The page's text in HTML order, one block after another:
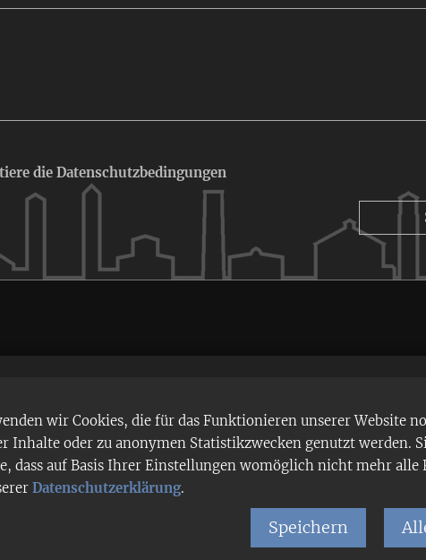
wir Cookies, die für das Funktionieren unserer Website
oder zu anonymen Statistikzwecken genutzt werden.
dass auf Basis Ihrer Einstellungen womöglich nicht mehr
Datenschutzerklärung.
Speichern
die Datenschutzbedingungen